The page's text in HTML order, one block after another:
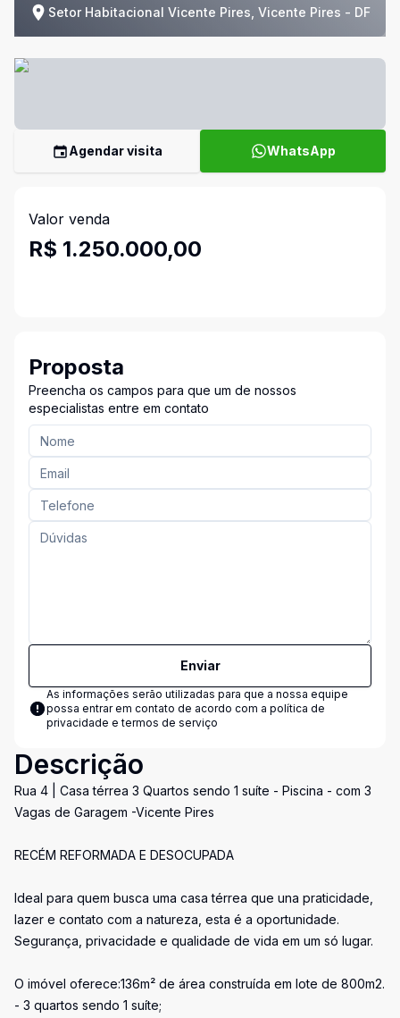
Setor Habitacional Vicente Pires, Vicente Pires - DF
Agendar visita WhatsApp
Valor venda
R$ 1.250.000,00
Proposta
Preencha os campos para que um de nossos
especialistas entre em contato
Enviar
As informações serão utilizadas para que a nossa equipe
possa entrar em contato de acordo com a política de
privacidade e termos de serviço
Descrição
Rua 4 | Casa térrea 3 Quartos sendo 1 suíte - Piscina - com 3
Vagas de Garagem -Vicente Pires
RECÉM REFORMADA E DESOCUPADA
Ideal para quem busca uma casa térrea que una praticidade,
lazer e contato com a natureza, esta é a oportunidade.
Segurança, privacidade e qualidade de vida em um só lugar.
O imóvel oferece:136m² de área construída em lote de 800m2.
- 3 quartos sendo 1 suíte;